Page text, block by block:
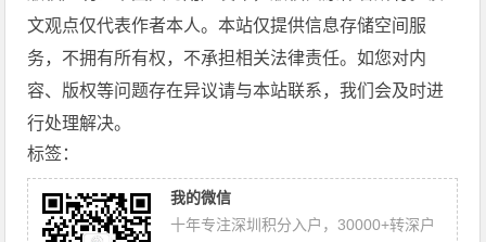
文观点仅代表作者本人。本站仅提供信息存储空间服
务，不拥有所有权，不承担相关法律责任。如您对内
容、版权等问题存在异议请与本站联系，我们会及时进
行处理解决。
标签：
我的微信
十年专注深圳积分入户，30000+转深户